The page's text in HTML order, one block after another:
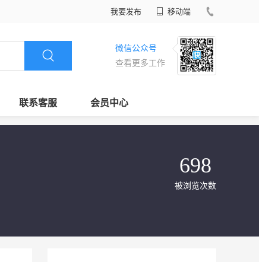
我要发布 移动端
微信公众号
查看更多工作
联系客服 会员中心
698
被浏览次数